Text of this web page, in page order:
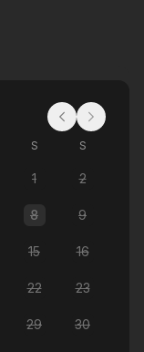
S S
1 2
8 9
15 16
22 23
29 30